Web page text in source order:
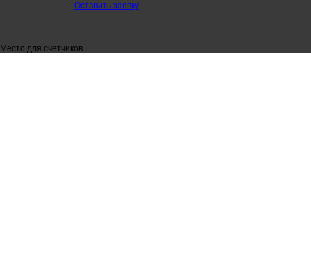
Оставить заявку
Место для счетчиков